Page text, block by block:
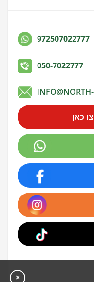
972507022777
050-7022777
כאן
×